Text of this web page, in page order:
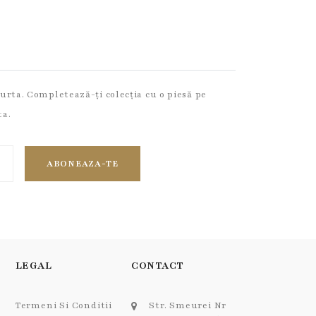
Completează-ți colecția cu o piesă pe
ABONEAZA-TE
LEGAL
Termeni Si Conditii
CONTACT
Str. Smeurei Nr